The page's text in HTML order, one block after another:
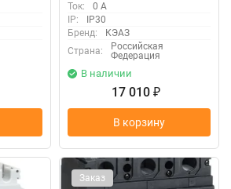
Ток:
0 А
IP:
IP30
Бренд:
КЭАЗ
Страна:
Российская
Федерация
В наличии
17 010 ₽
В корзину
Заказ